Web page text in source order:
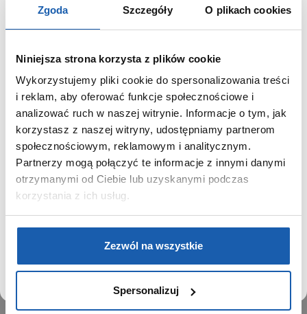
Zgoda Szczegóły O plikach cookies
Niniejsza strona korzysta z plików cookie
Wykorzystujemy pliki cookie do spersonalizowania treści
i reklam, aby oferować funkcje społecznościowe i
analizować ruch w naszej witrynie. Informacje o tym, jak
korzystasz z naszej witryny, udostępniamy partnerom
społecznościowym, reklamowym i analitycznym.
Partnerzy mogą połączyć te informacje z innymi danymi
otrzymanymi od Ciebie lub uzyskanymi podczas
korzystania z ich usług.
Zezwól na wszystkie
Spersonalizuj
GRUPA ZIBI
Historia
Misja, wizja i wartości Grupy Zibi
Ważne daty
Kariera
Zgoda na ciasteczka
PRODUKTY
Kalkulatory
SIECI SPRZEDAŻY
SZANOWNY UŻYTKOWNIKU,
SZANOWNA UŻYTKOWNICZKO
Używamy plików cookie w celach analitycznych,
statystycznych i marketingowych, w tym aby analizować
ruch w tej witrynie, optymalizować jej działanie oraz
zapamiętywać Twoje preferencje.